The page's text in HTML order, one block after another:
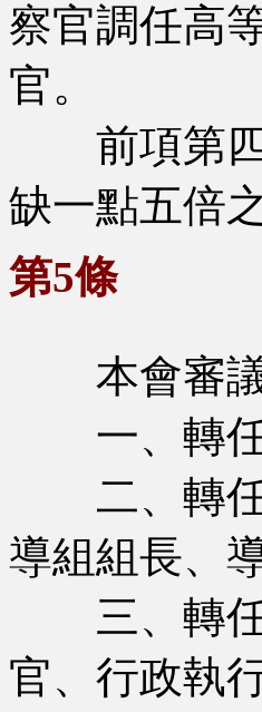
察官調任高
官。
前項第四
缺一點五倍
第5條
本會審議
一、轉任
二、轉任
導組組長、
三、轉任
官、行政執